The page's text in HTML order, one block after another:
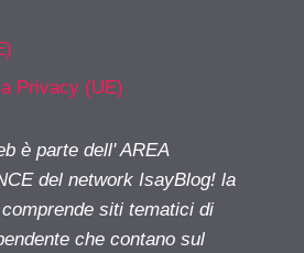
Privacy (UE)
è parte dell' AREA
del network IsayBlog! la
siti tematici di
che contano sul